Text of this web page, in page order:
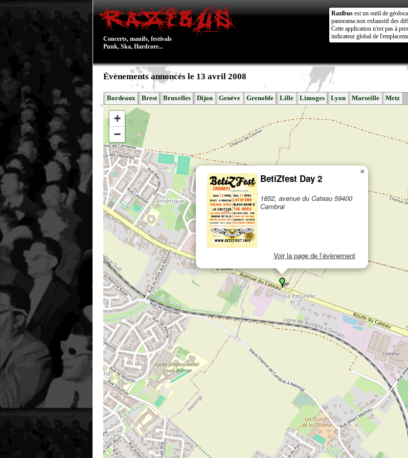
Concerts, manifs, festivals
Punk, Ska, Hardcore...
Razibus est un outil de
panorama non exhaustif des
Cette application n'est pas à
indicateur global de
Évènements annoncés le 13 avril 2008
Bordeaux Brest Bruxelles Dijon Genève Grenoble Lille Limoges Lyon Marseille Metz
BetiZfest Day 2
1852, avenue du Cateau 59400
Cambrai
Voir la page de l'évènement
×
+
−